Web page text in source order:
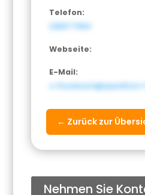
Telefon:
228977660
Webseite:
E-Mail:
← Zurück zur
Nehmen Sie